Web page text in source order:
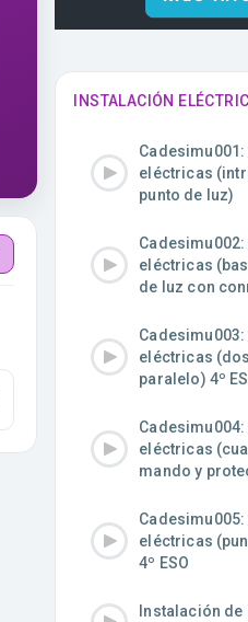
INSTALACIÓN
eléctricas
punto de luz)
eléctricas
de luz con
eléctricas
paralelo) 4º
eléctricas
mando y
eléctricas
4º ESO
Instalación